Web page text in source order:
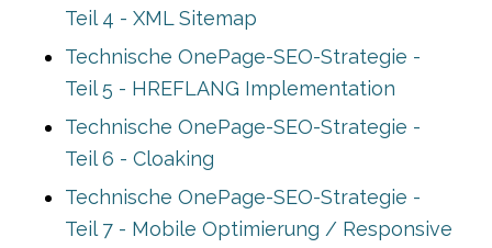
Teil 4 - XML Sitemap
Technische OnePage-SEO-Strategie -
Teil 5 - HREFLANG Implementation
Technische OnePage-SEO-Strategie -
Teil 6 - Cloaking
Technische OnePage-SEO-Strategie -
Teil 7 - Mobile Optimierung / Responsive